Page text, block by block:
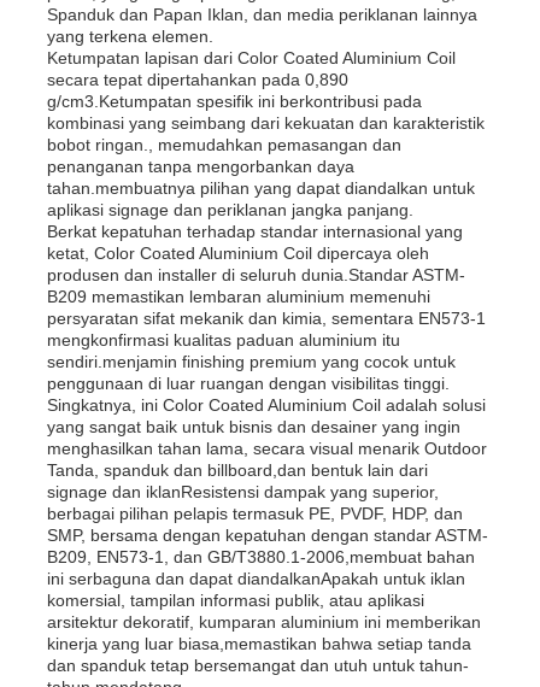
Produk
Tentang Kami
Tur Pabrik
Kontrol kualitas
Hubungi Kami
Berita
Kasus
Minta Penawaran Harga
Aluminium Foil Roll
Spanduk dan Papan Iklan, dan media periklanan lainnya
yang terkena elemen.
Ketumpatan lapisan dari Color Coated Aluminium Coil
secara tepat dipertahankan pada 0,890
g/cm3.Ketumpatan spesifik ini berkontribusi pada
kombinasi yang seimbang dari kekuatan dan karakteristik
bobot ringan., memudahkan pemasangan dan
penanganan tanpa mengorbankan daya
tahan.membuatnya pilihan yang dapat diandalkan untuk
aplikasi signage dan periklanan jangka panjang.
Berkat kepatuhan terhadap standar internasional yang
ketat, Color Coated Aluminium Coil dipercaya oleh
produsen dan installer di seluruh dunia.Standar ASTM-
B209 memastikan lembaran aluminium memenuhi
persyaratan sifat mekanik dan kimia, sementara EN573-1
mengkonfirmasi kualitas paduan aluminium itu
sendiri.menjamin finishing premium yang cocok untuk
penggunaan di luar ruangan dengan visibilitas tinggi.
Singkatnya, ini Color Coated Aluminium Coil adalah solusi
yang sangat baik untuk bisnis dan desainer yang ingin
menghasilkan tahan lama, secara visual menarik Outdoor
Tanda, spanduk dan billboard,dan bentuk lain dari
signage dan iklanResistensi dampak yang superior,
berbagai pilihan pelapis termasuk PE, PVDF, HDP, dan
SMP, bersama dengan kepatuhan dengan standar ASTM-
B209, EN573-1, dan GB/T3880.1-2006,membuat bahan
ini serbaguna dan dapat diandalkanApakah untuk iklan
komersial, tampilan informasi publik, atau aplikasi
arsitektur dekoratif, kumparan aluminium ini memberikan
kinerja yang luar biasa,memastikan bahwa setiap tanda
dan spanduk tetap bersemangat dan utuh untuk tahun-